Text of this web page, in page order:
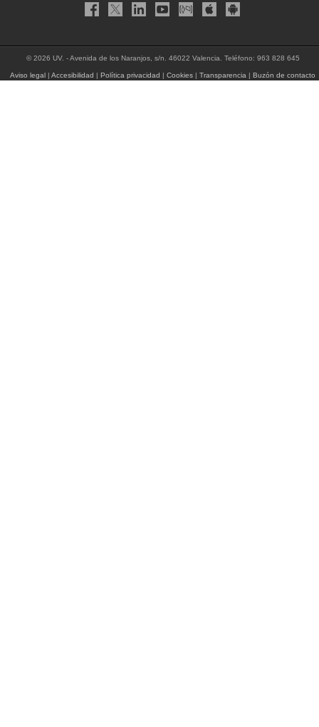
© 2026 UV. - Avenida de los Naranjos, s/n. 46022 Valencia. Teléfono: 963 828 645
Aviso legal |Accesibilidad |Política privacidad |Cookies |Transparencia |Buzón de contacto